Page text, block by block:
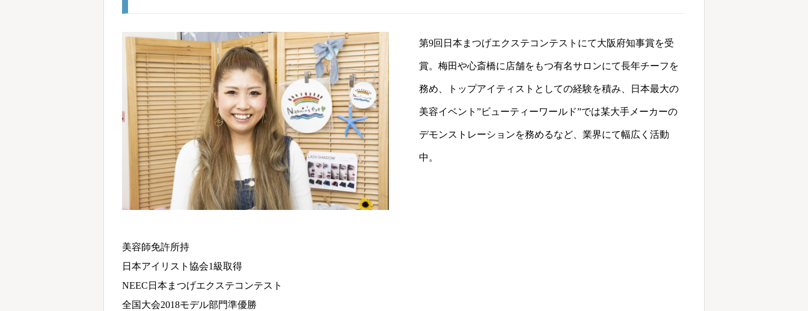
第9回日本まつげエクステコンテストにて大阪府知事賞を受
賞。梅田や心斎橋に店舗をもつ有名サロンにて長年チーフを
務め、トップアイティストとしての経験を積み、日本最大の
美容イベント”ビューティーワールド”では某大手メーカーの
デモンストレーションを務めるなど、業界にて幅広く活動
中。
美容師免許所持
日本アイリスト協会1級取得
NEEC日本まつげエクステコンテスト
全国大会2018モデル部門準優勝